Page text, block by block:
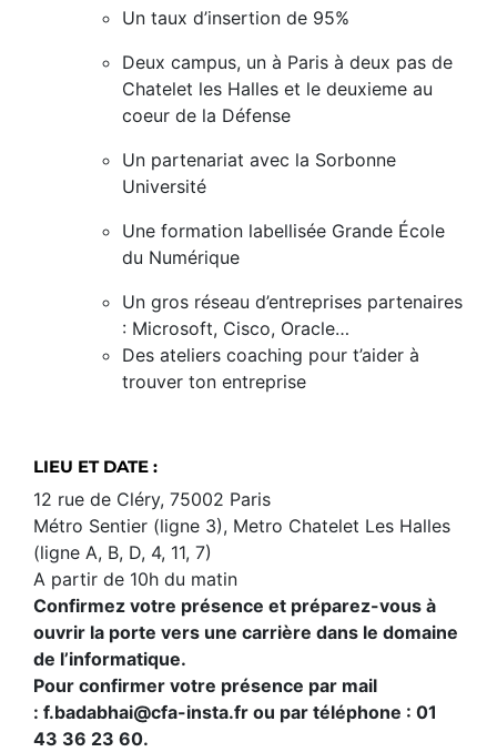
Un taux d’insertion de 95%
Deux campus, un à Paris à deux pas de
Chatelet les Halles et le deuxieme au
coeur de la Défense
Un partenariat avec la Sorbonne
Université
Une formation labellisée Grande École
du Numérique
Un gros réseau d’entreprises partenaires
: Microsoft, Cisco, Oracle…
Des ateliers coaching pour t’aider à
trouver ton entreprise
LIEU ET DATE :
12 rue de Cléry, 75002 Paris
Métro Sentier (ligne 3), Metro Chatelet Les Halles
(ligne A, B, D, 4, 11, 7)
A partir de 10h du matin
Confirmez votre présence et préparez-vous à
ouvrir la porte vers une carrière dans le domaine
de l’informatique.
Pour confirmer votre présence par mail
: f.badabhai@cfa-insta.fr ou par téléphone : 01
43 36 23 60.